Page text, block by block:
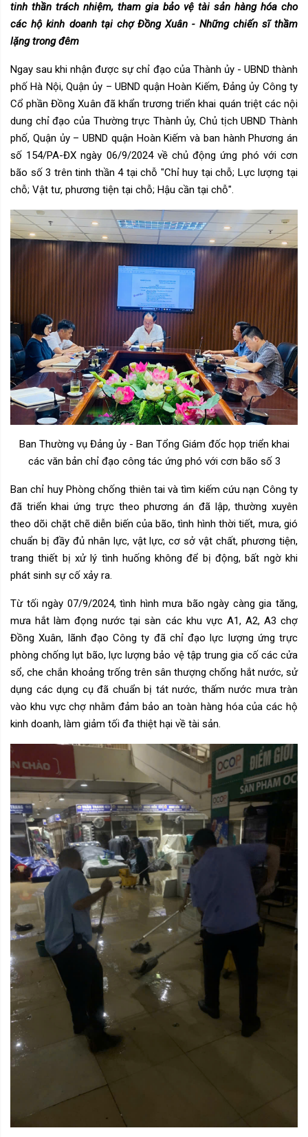
tinh thần trách nhiệm, tham gia bảo vệ tài sản hàng hóa cho
các hộ kinh doanh tại chợ Đồng Xuân - Những chiến sĩ thầm
lặng trong đêm
Ngay sau khi nhận được sự chỉ đạo của Thành ủy - UBND thành
phố Hà Nội, Quận ủy – UBND quận Hoàn Kiếm,Đảng ủy Công ty
Cổ phần Đồng Xuân đã khẩn trương triển khai quán triệt các nội
dung chỉ đạo của Thường trực Thành ủy, Chủ tịch UBND Thành
phố, Quận ủy – UBND quận Hoàn Kiếm và ban hành Phương án
số 154/PA-ĐX ngày 06/9/2024 về chủ động ứng phó với cơn
bão số 3 trên tinh thần 4 tại chỗ "Chỉ huy tại chỗ; Lực lượng tại
chỗ; Vật tư, phương tiện tại chỗ; Hậu cần tại chỗ".
Ban Thường vụ Đảng ủy - Ban Tổng Giám đốc họp triển khai
các văn bản chỉ đạo công tác ứng phó với cơn bão số 3
Ban chỉ huy Phòng chống thiên tai và tìm kiếm cứu nạn Công ty
đã triển khai ứng trực theo phương án đã lập, thường xuyên
theo dõi chặt chẽ diễn biến của bão, tình hình thời tiết, mưa, gió
chuẩn bị đầy đủ nhân lực, vật lực, cơ sở vật chất, phương tiện,
trang thiết bị xử lý tình huống không để bị động, bất ngờ khi
phát sinh sự cố xảy ra.
Từ tối ngày 07/9/2024, tình hình mưa bão ngày càng gia tăng,
mưa hắt làm đọng nước tại sàn các khu vực A1, A2, A3 chợ
Đồng Xuân, lãnh đạo Công ty đã chỉ đạo lực lượng ứng trực
phòng chống lụt bão, lực lượng bảo vệ tập trung gia cố các cửa
sổ, che chắn khoảng trống trên sân thượng chống hắt nước, sử
dụng các dụng cụ đã chuẩn bị tát nước, thấm nước mưa tràn
vào khu vực chợ nhằm đảm bảo an toàn hàng hóa của các hộ
kinh doanh, làm giảm tối đa thiệt hại về tài sản.